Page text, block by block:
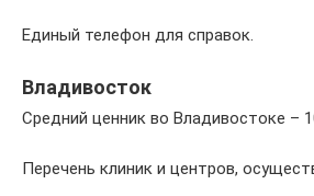
Единый телефон для справок.
Владивосток
Средний ценник во Владивостоке –
Перечень клиник и центров,